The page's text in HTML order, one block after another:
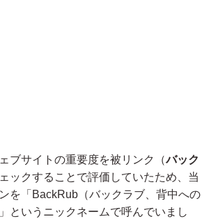
ブサイトの重要度を被リンク（バック
ックすることで評価していたため、当
を「BackRub（バックラブ、背中への
というニックネームで呼んでいまし